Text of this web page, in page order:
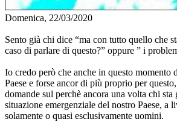
Domenica, 22/03/2020
Sento già chi dice “ma con tutto quello che
caso di parlare di questo?” oppure ” i
Io credo però che anche in questo momento
Paese e forse ancor di più proprio per
domande sul perchè ancora una volta chi sta
situazione emergenziale del nostro Paese, a
solamente o quasi esclusivamente uomini.